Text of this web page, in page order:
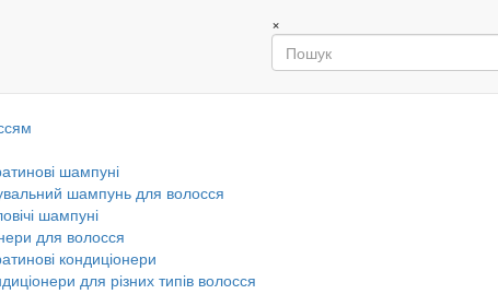
×
шампуні
шампунь для волосся
шампуні
для волосся
кондиціонери
для різних типів волосся